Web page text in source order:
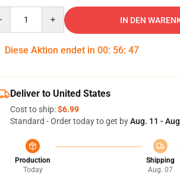
IN DEN
Diese Aktion endet in 00: 56: 46
Deliver to United States
Cost to ship:$6.99
Standard - Order today to get byAug. 11 -
Production
Today
Shipping
Aug. 07